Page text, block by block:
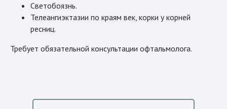
Светобоязнь.
Телеангиэктазии по краям век, корки у корней
ресниц.
Требует обязательной консультации офтальмолога.